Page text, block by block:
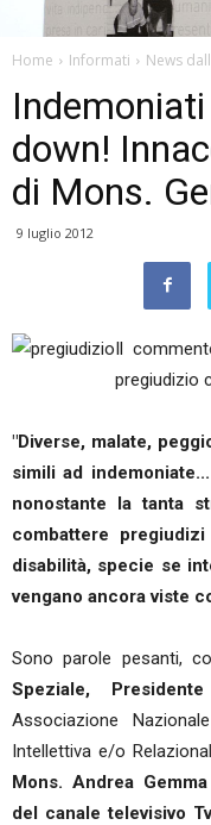
Home Informati News
down!
di Mons.
9 luglio 2012
Il
pregiudizio
"Diverse, malate,
simili ad
nonostante la tanta
combattere
disabilità, specie se
vengano ancora viste
Sono parole pesanti,
Speziale,
Associazione
Intellettiva e/o
Mons. Andrea Gemma
del canale televisivo